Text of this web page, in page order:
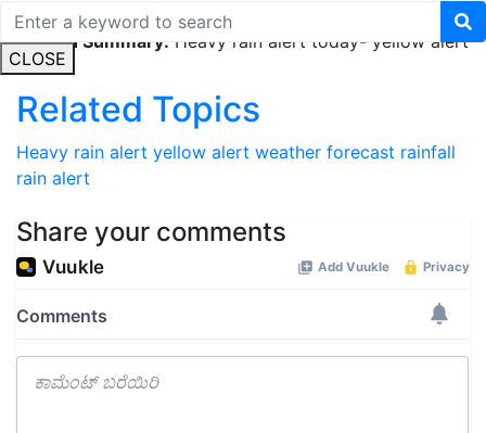
CLOSE
Published On:15 April 2021, 09:53 AM
English Summary: Heavy rain alert today- yellow alert
Related Topics
Heavy rain alert yellow alert weather forecast rainfall
rain alert
Share your comments